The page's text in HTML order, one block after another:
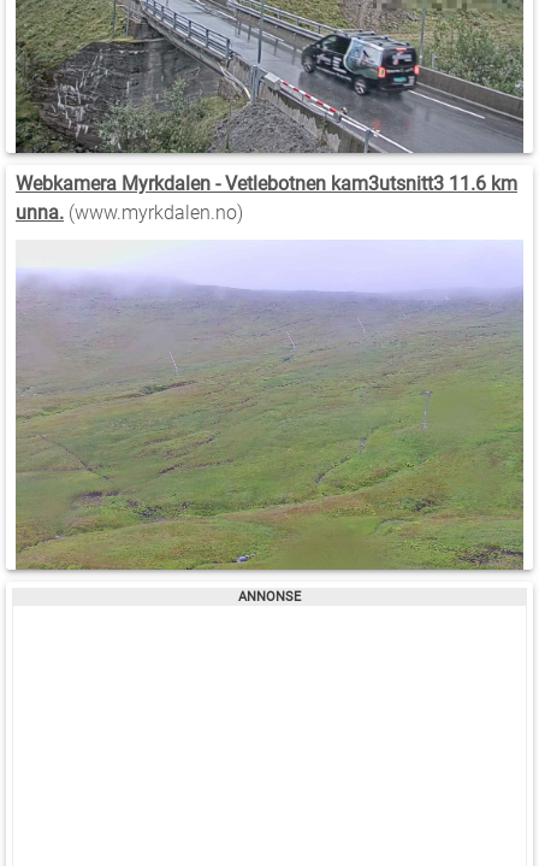
Webkamera Myrkdalen - Vetlebotnen kam3utsnitt3 11.6 km
unna. (www.myrkdalen.no)